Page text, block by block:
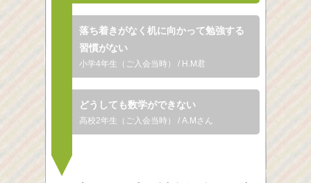
落ち着きがなく机に向かって勉強する
習慣がない
小学4年生（ご入会当時） / H.M君
どうしても数学ができない
高校2年生（ご入会当時） / A.Mさん